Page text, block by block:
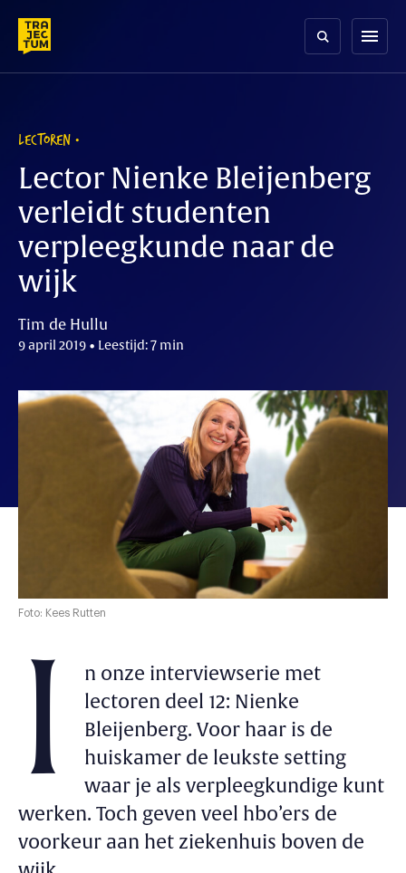
content
menu
LECTOREN
Lector Nienke Bleijenberg
verleidt studenten
verpleegkunde naar de
wijk
Tim de Hullu
9 april 2019 • Leestijd: 7 min
Foto: Kees Rutten
I
n onze interviewserie met
lectoren deel 12: Nienke
Bleijenberg. Voor haar is de
huiskamer de leukste setting
waar je als verpleegkundige kunt
werken. Toch geven veel hbo’ers de
voorkeur aan het ziekenhuis boven de